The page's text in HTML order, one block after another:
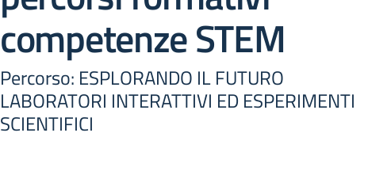
competenze STEM
Percorso: ESPLORANDO IL FUTURO
LABORATORI INTERATTIVI ED ESPERIMENTI
SCIENTIFICI